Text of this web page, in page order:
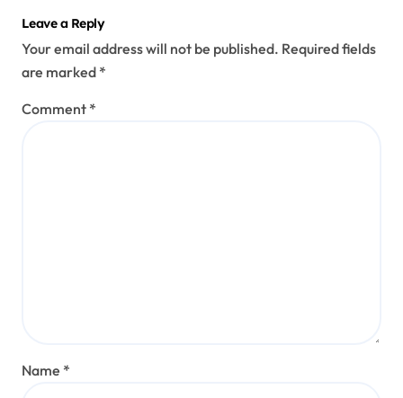
Leave a Reply
Your email address will not be published. Required fields
are marked *
Comment *
Name *